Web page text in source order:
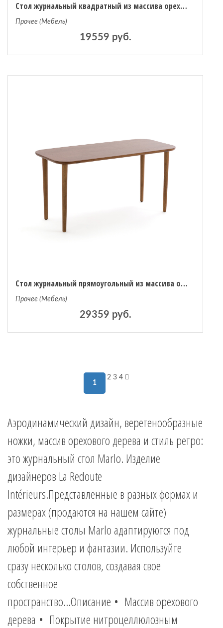
Стол журнальный квадратный из массива орехового дерева Marlo единый размер каштановый
Прочее (Мебель)
19559 руб.
Стол журнальный прямоугольный из массива орехового дерева Marlo единый размер каштановый
Прочее (Мебель)
29359 руб.
1
2 3 4
Аэродинамический дизайн, веретенообразные
ножки, массив орехового дерева и стиль ретро:
это журнальный стол Marlo. Изделие
дизайнеров La Redoute
Intérieurs.Представленные в разных формах и
размерах (продаются на нашем сайте)
журнальные столы Marlo адаптируются под
любой интерьер и фантазии. Используйте
сразу несколько столов, создавая свое
собственное
пространство...Описание • Массив орехового
дерева • Покрытие нитроцеллюлозным